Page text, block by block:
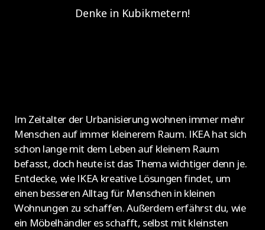
Denke in Kubikmetern!
Im Zeitalter der Urbanisierung wohnen immer mehr
Menschen auf immer kleinerem Raum. IKEA hat sich
schon lange mit dem Leben auf kleinem Raum
befasst, doch heute ist das Thema wichtiger denn je.
Entdecke, wie IKEA kreative Lösungen findet, um
einen besseren Alltag für Menschen in kleinen
Wohnungen zu schaffen. Außerdem erfährst du, wie
ein Möbelhändler es schafft, selbst mit kleinsten